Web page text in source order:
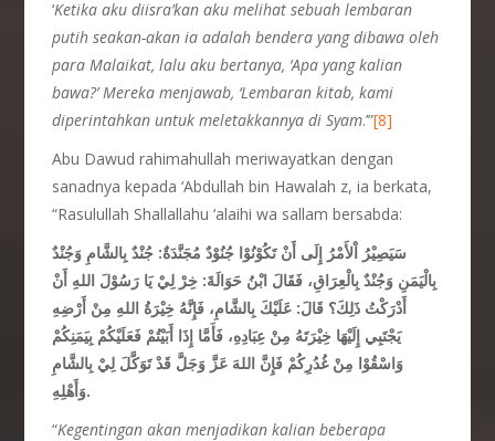
‘Ketika aku diisra’kan aku melihat sebuah lembaran
putih seakan-akan ia adalah bendera yang dibawa oleh
para Malaikat, lalu aku bertanya, ‘Apa yang kalian
bawa?’ Mereka menjawab, ‘Lembaran kitab, kami
diperintahkan untuk meletakkannya di Syam.’”[8]
Abu Dawud rahimahullah meriwayatkan dengan
sanadnya kepada ‘Abdullah bin Hawalah z, ia berkata,
“Rasulullah Shallallahu ‘alaihi wa sallam bersabda:
سَيَصِيْرُ اْلأَمْرُ إِلَى أَنْ تَكُوْنُوْا جُنُوْدٌ مُجَنَّدَةٌ: جُنْدٌ بِالشَّامِ وَجُنْدٌ
بِالْيَمَنِ وَجُنْدٌ بِالْعِرَاقِ، فَقَالَ ابْنُ حَوَالَةَ: خِرْ لِيْ يَا رَسُوْلَ اللهِ أَنْ
أَدْرَكْتُ ذَلِكَ؟ قَالَ: عَلَيْكَ بِالشَّامِ، فَإِنَّهُ خِيْرَةُ اللهِ مِنْ أَرْضِهِ
يَجْتَبِي إِلَيْهَا خِيْرَتَهُ مِنْ عِبَادِهِ، فَأَمَّا إِذَا أَبَيْتُمْ فَعَلَيْكُمْ بِيَمَنِكُمْ
وَاسْقُوْا مِنْ غُدُرِكُمْ فَإِنَّ اللهَ عَزَّ وَجَلَّ قَدْ تَوَكَّلَ لِيْ بِالشَّامِ
وَأَهْلِهِ.
“Kegentingan akan menjadikan kalian beberapa